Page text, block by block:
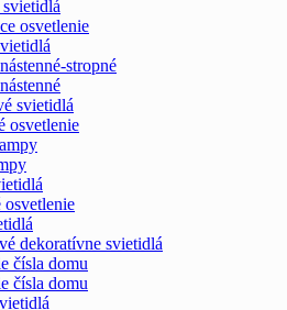
svietidlá
osvetlenie
stropné
svietidlá
osvetlenie
osvetlenie
dekoratívne svietidlá
čísla domu
čísla domu